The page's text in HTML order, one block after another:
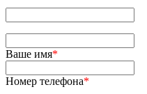
Ваше имя*
Номер телефона*